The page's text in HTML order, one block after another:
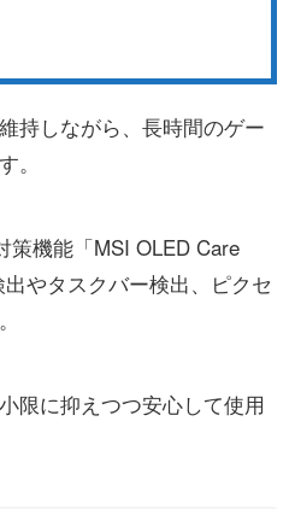
持しながら、長時間のゲー
。
策機能「MSI OLED Care
やタスクバー検出、ピクセ
限に抑えつつ安心して使用